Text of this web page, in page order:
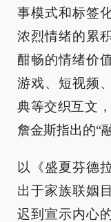
事模式和标签
浓烈情绪的累
酣畅的情绪价
游戏、短视频
典等交织互文
詹金斯指出的“
以《盛夏芬德
出于家族联姻
迟到宣示内心